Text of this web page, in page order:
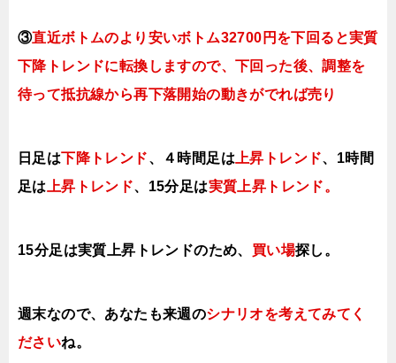
③直近ボトムのより安いボトム32700円を下回ると実質
下降トレンドに転換しますので、下回った後、調整を
待って抵抗線から再下落開始の動きがでれば売り
日足は下降トレンド、４時間足は 上昇トレンド、1時間
足は
上昇トレンド、 15分足は実質上昇トレンド。
15分足は実質上昇トレンドのため、 買い場探し。
週末なので、あなたも来週のシナリオを考えてみてく
ださいね。